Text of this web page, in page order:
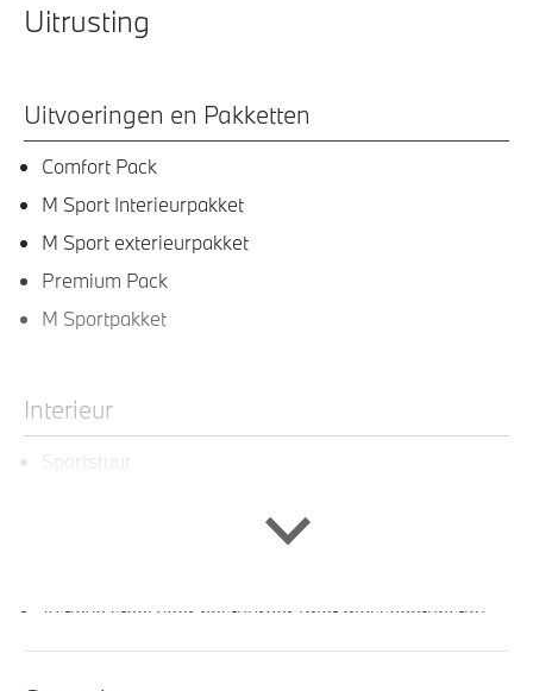
Uitrusting
Uitvoeringen en Pakketten
Comfort Pack
M Sport Interieurpakket
M Sport exterieurpakket
Premium Pack
M Sportpakket
Interieur
Sportstuur
Stoelverstelling, electrisch met memory berijder
Actieve stoel voor bestuurder (met massagefunctie)
M Sportstuurwiel met leder bekleed